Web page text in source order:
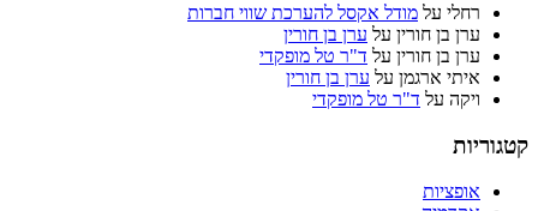
רחלי על מודל אקסל להערכת שווי חברות
ערן בן חורין על ערן בן חורין
ערן בן חורין על ד"ר טל מופקדי
איתי ארגמן על ערן בן חורין
ויקה על ד"ר טל מופקדי
קטגוריות
אופציות